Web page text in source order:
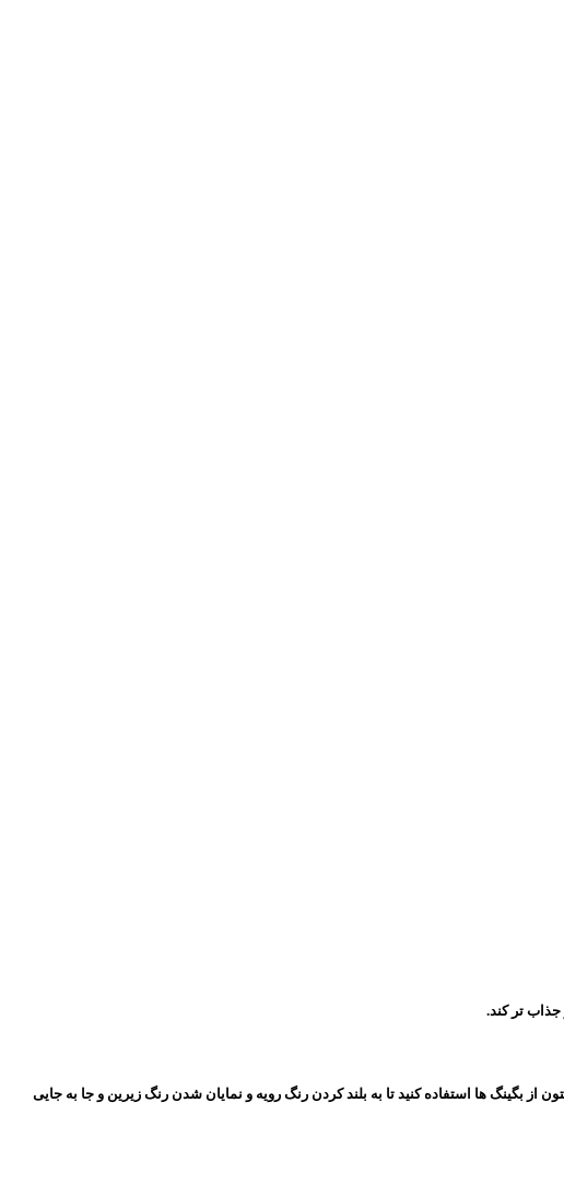
جذاب تر کند.
ها استفاده کنید تا به بلند کردن رنگ رویه و نمایان شدن رنگ زیرین و جا به جایی